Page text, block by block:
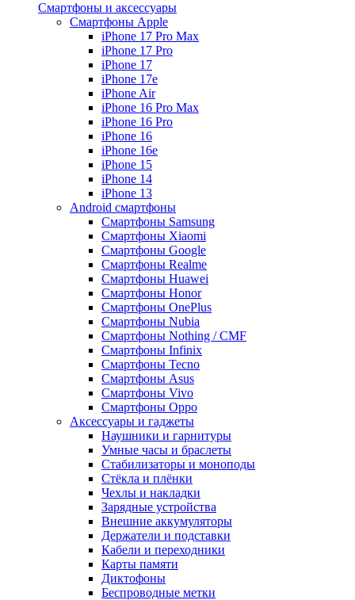
Смартфоны и аксессуары
Смартфоны Apple
iPhone 17 Pro Max
iPhone 17 Pro
iPhone 17
iPhone 17e
iPhone Air
iPhone 16 Pro Max
iPhone 16 Pro
iPhone 16
iPhone 16e
iPhone 15
iPhone 14
iPhone 13
Android cмартфоны
Смартфоны Samsung
Смартфоны Xiaomi
Смартфоны Google
Смартфоны Realme
Смартфоны Huawei
Смартфоны Honor
Смартфоны OnePlus
Смартфоны Nubia
Смартфоны Nothing / CMF
Смартфоны Infinix
Смартфоны Tecno
Смартфоны Asus
Смартфоны Vivo
Смартфоны Oppo
Аксессуары и гаджеты
Наушники и гарнитуры
Умные часы и браслеты
Стабилизаторы и моноподы
Стёкла и плёнки
Чехлы и накладки
Зарядные устройства
Внешние аккумуляторы
Держатели и подставки
Кабели и переходники
Карты памяти
Диктофоны
Беспроводные метки